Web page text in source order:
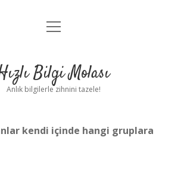
Anasayfa
Yasal Uyarı
menüyü
Bilgi Molası
Anlık bilgilerle zihnini tazele!
kendi içinde hangi gruplara